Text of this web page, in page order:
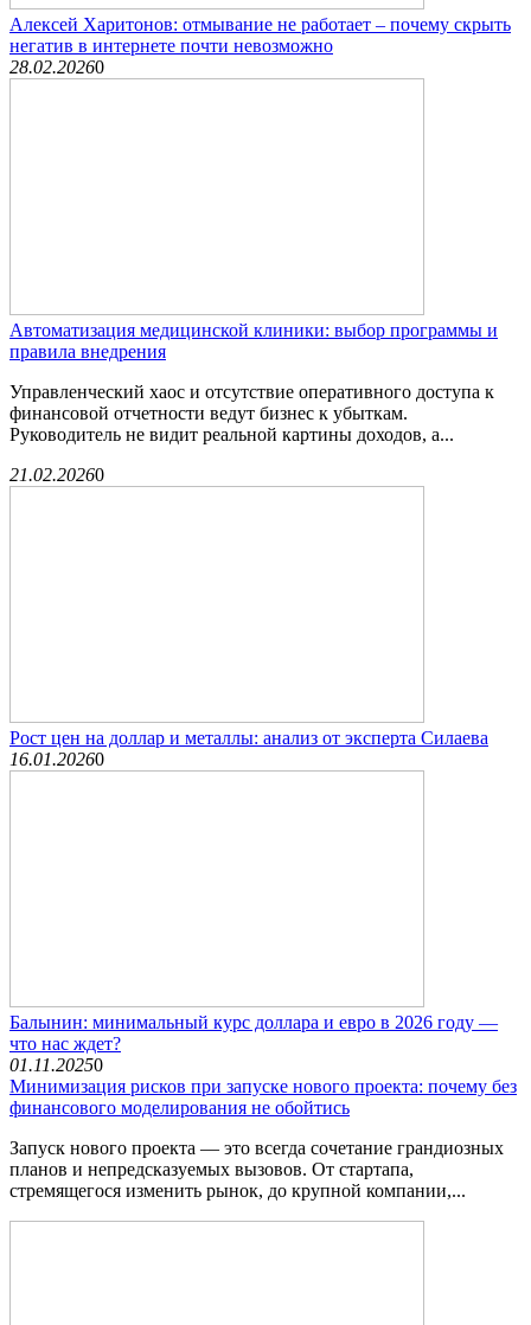
Алексей Харитонов: отмывание не работает – почему скрыть
негатив в интернете почти невозможно
28.02.20260
Автоматизация медицинской клиники: выбор программы и
правила внедрения
Управленческий хаос и отсутствие оперативного доступа к
финансовой отчетности ведут бизнес к убыткам.
Руководитель не видит реальной картины доходов, а...
21.02.20260
Рост цен на доллар и металлы: анализ от эксперта Силаева
16.01.20260
Балынин: минимальный курс доллара и евро в 2026 году —
что нас ждет?
01.11.20250
Минимизация рисков при запуске нового проекта: почему без
финансового моделирования не обойтись
Запуск нового проекта — это всегда сочетание грандиозных
планов и непредсказуемых вызовов. От стартапа,
стремящегося изменить рынок, до крупной компании,...